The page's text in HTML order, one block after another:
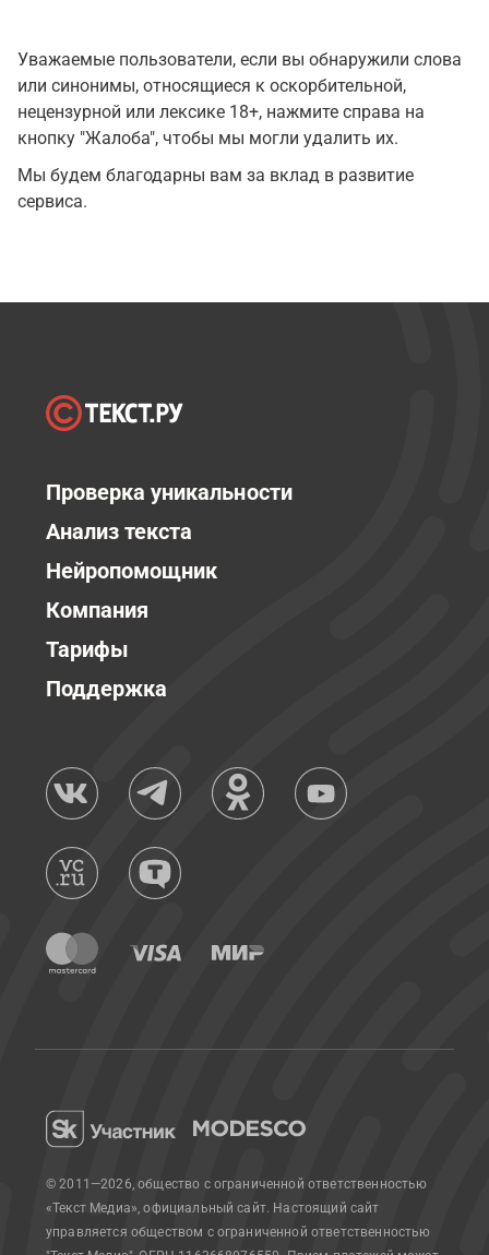
Уважаемые пользователи, если вы обнаружили слова
или синонимы, относящиеся к оскорбительной,
нецензурной или лексике 18+, нажмите справа на
кнопку "Жалоба", чтобы мы могли удалить их.
Мы будем благодарны вам за вклад в развитие
сервиса.
Проверка уникальности
Анализ текста
Нейропомощник
Компания
Тарифы
Поддержка
© 2011—2026, общество с ограниченной ответственностью
«Текст Медиа», официальный сайт. Настоящий сайт
управляется обществом с ограниченной ответственностью